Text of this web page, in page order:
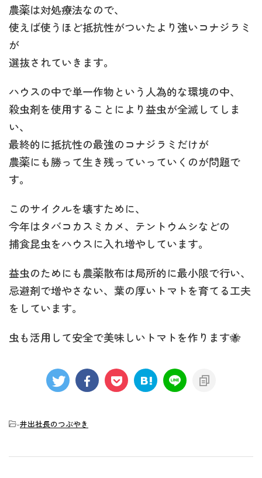
農薬は対処療法なので、
使えば使うほど抵抗性がついたより強いコナジラミ
が
選抜されていきます。
ハウスの中で単一作物という人為的な環境の中、
殺虫剤を使用することにより益虫が全滅してしま
い、
最終的に抵抗性の最強のコナジラミだけが
農薬にも勝って生き残っていっていくのが問題で
す。
このサイクルを壊すために、
今年はタバコカスミカメ、テントウムシなどの
捕食昆虫をハウスに入れ増やしています。
益虫のためにも農薬散布は局所的に最小限で行い、
忌避剤で増やさない、葉の厚いトマトを育てる工夫
をしています。
虫も活用して安全で美味しいトマトを作ります🐝
-井出社長のつぶやき